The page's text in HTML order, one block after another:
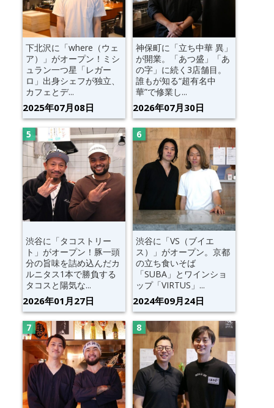
下北沢に「where（ウェ
ア）」がオープン！ミシ
ュラン一つ星「レガー
ロ」出身シェフが独立、
カフェとデ...
2025年07月08日
神保町に「立ち中華 異」
が開業。「あつ盛」「あ
の字」に続く3店舗目。
誰もが知る“超有名中
華”で修業し...
2026年07月30日
渋谷に「タコストリー
ト」がオープン！豚一頭
分の旨味を詰め込んだカ
ルニタス1本で勝負する
タコスと陽気な...
2026年01月27日
渋谷に「VS（ブイエ
ス）」がオープン。京都
の立ち食いそば
「SUBA」とワインショ
ップ「VIRTUS」...
2024年09月24日